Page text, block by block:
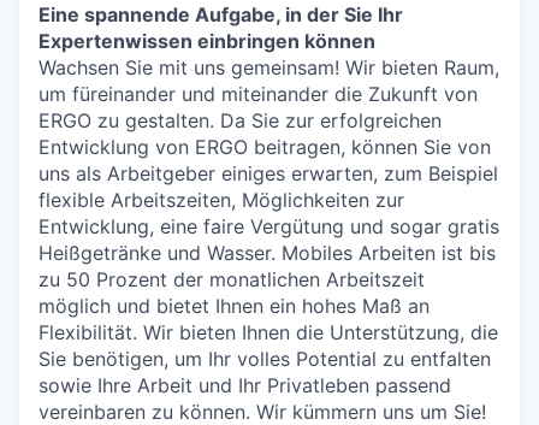
Eine spannende Aufgabe, in der Sie Ihr
Expertenwissen einbringen können
Wachsen Sie mit uns gemeinsam! Wir bieten Raum,
um füreinander und miteinander die Zukunft von
ERGO zu gestalten. Da Sie zur erfolgreichen
Entwicklung von ERGO beitragen, können Sie von
uns als Arbeitgeber einiges erwarten, zum Beispiel
flexible Arbeitszeiten, Möglichkeiten zur
Entwicklung, eine faire Vergütung und sogar gratis
Heißgetränke und Wasser. Mobiles Arbeiten ist bis
zu 50 Prozent der monatlichen Arbeitszeit
möglich und bietet Ihnen ein hohes Maß an
Flexibilität. Wir bieten Ihnen die Unterstützung, die
Sie benötigen, um Ihr volles Potential zu entfalten
sowie Ihre Arbeit und Ihr Privatleben passend
vereinbaren zu können. Wir kümmern uns um Sie!